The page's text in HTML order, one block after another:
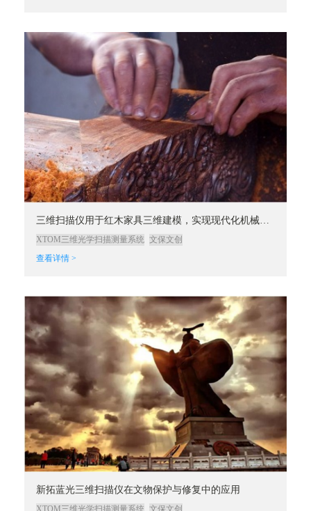
三维扫描仪用于红木家具三维建模，实现现代化机械生产
XTOM三维光学扫描测量系统 文保文创
查看详情 >
新拓蓝光三维扫描仪在文物保护与修复中的应用